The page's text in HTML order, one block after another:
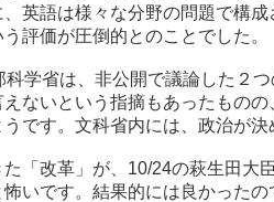
英語は様々な分野の問題で構
評価が圧倒的とのことでした。
科学省は、非公開で議論した２
えないという指摘もあったもの
です。文科省内には、政治が
「改革」が、10/24の萩生田大
いです。結果的には良かった